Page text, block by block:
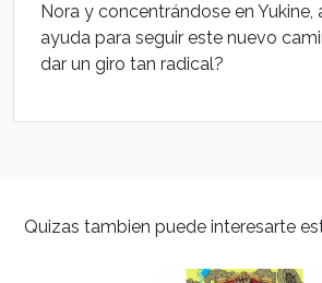
Nora y concentrándose en Yukine,
ayuda para seguir este nuevo
dar un giro tan radical?
Quizas tambien puede interesarte